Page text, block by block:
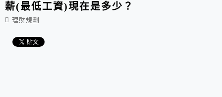
薪(最低工資)現在是多少？
理財規劃